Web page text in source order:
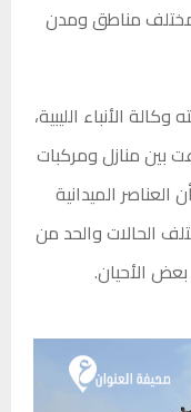
تسجيل 216 حريقًا بمختلف مناطق ومدن
الأنباء الليبية،
بين منازل ومركبات
الميدانية
الحالات والحد من
الأحيان.